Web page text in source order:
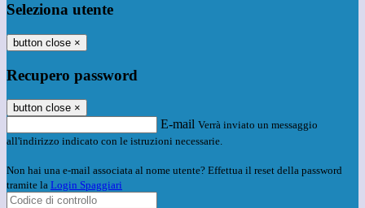
Seleziona utente
button close ×
Recupero password
button close ×
E-mail Verrà inviato un messaggio
all'indirizzo indicato con le istruzioni necessarie.
Non hai una e-mail associata al nome utente? Effettua il reset della password
tramite la Login Spaggiari